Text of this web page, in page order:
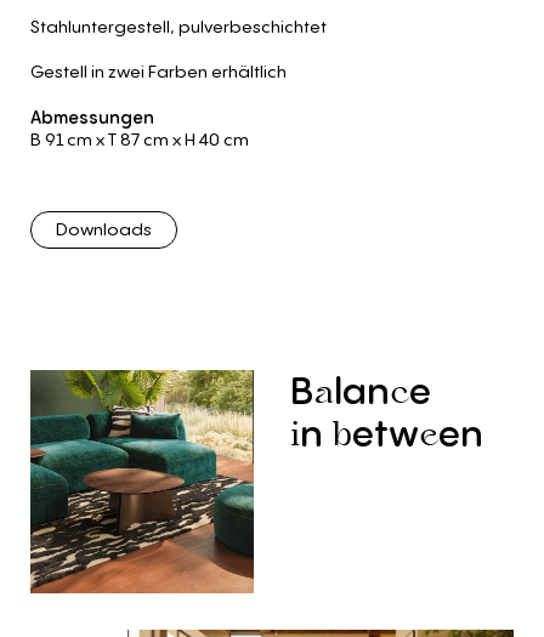
Stahluntergestell, pulverbeschichtet
Gestell in zwei Farben erhältlich
Abmessungen
B 91 cm x T 87 cm x H 40 cm
Downloads
Balance
in between